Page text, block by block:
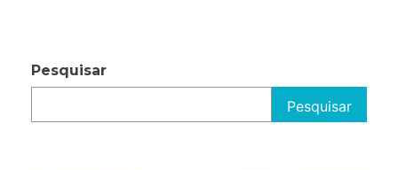
Pesquisar
Pesquisar